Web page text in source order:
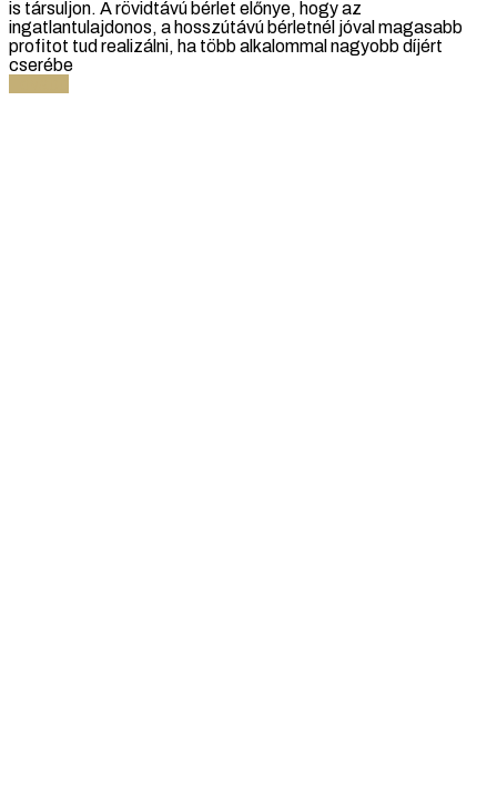
is társuljon. A rövidtávú bérlet előnye, hogy az
ingatlantulajdonos, a hosszútávú bérletnél jóval magasabb
profitot tud realizálni, ha több alkalommal nagyobb díjért
cserébe